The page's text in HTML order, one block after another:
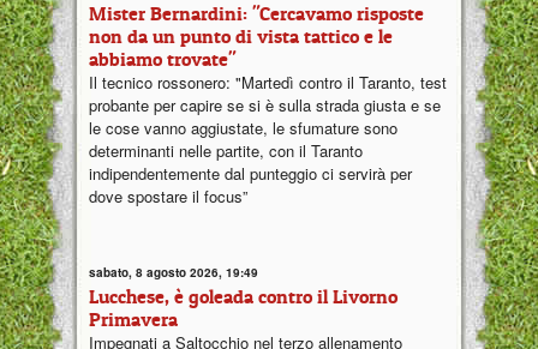
Mister Bernardini: "Cercavamo risposte
non da un punto di vista tattico e le
abbiamo trovate"
Il tecnico rossonero: "Martedì contro il Taranto, test
probante per capire se si è sulla strada giusta e se
le cose vanno aggiustate, le sfumature sono
determinanti nelle partite, con il Taranto
indipendentemente dal punteggio ci servirà per
dove spostare il focus”
sabato, 8 agosto 2026, 19:49
Lucchese, è goleada contro il Livorno
Primavera
Impegnati a Saltocchio nel terzo allenamento